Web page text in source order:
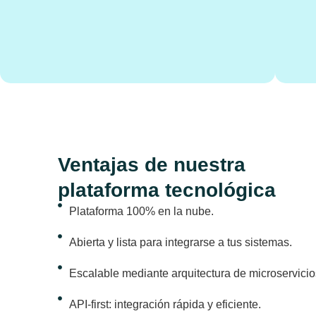
Ventajas de nuestra
plataforma tecnológica
Plataforma 100% en la nube.
Abierta y lista para integrarse a tus sistemas.
Escalable mediante arquitectura de
API-first: integración rápida y eficiente.